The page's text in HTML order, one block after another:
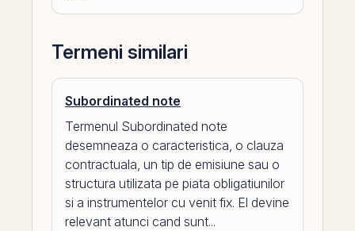
Termeni similari
Subordinated note
Termenul Subordinated note
desemneaza o caracteristica, o clauza
contractuala, un tip de emisiune sau o
structura utilizata pe piata obligatiunilor
si a instrumentelor cu venit fix. El devine
relevant atunci cand sunt...